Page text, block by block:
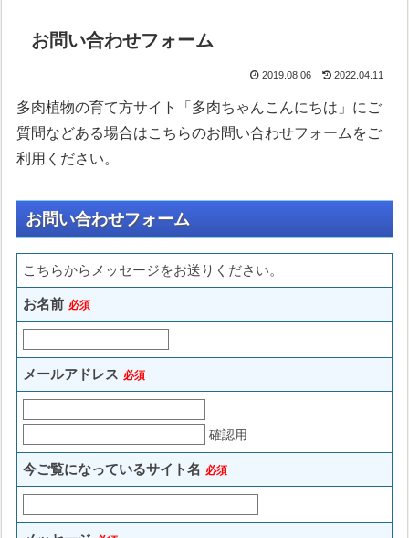
お問い合わせフォーム
2019.08.06 2022.04.11
多肉植物の育て方サイト「多肉ちゃんこんにちは」にご
質問などある場合はこちらのお問い合わせフォームをご
利用ください。